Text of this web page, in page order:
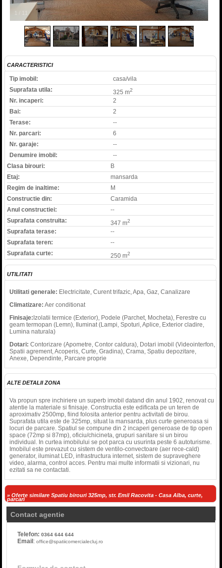
1
CARACTERISTICI
Tip imobil:
casa/vila
Suprafata utila:
325 m2
Nr. incaperi:
2
Bai:
2
Terase:
--
Nr. parcari:
6
Nr. garaje:
--
Denumire imobil:
--
Clasa birouri:
B
Etaj:
mansarda
Regim de inaltime:
M
Constructie din:
Caramida
Anul constructiei:
--
Suprafata construita:
347 m2
Suprafata terase:
--
Suprafata teren:
--
Suprafata curte:
250 m2
UTILITATI
Utilitati generale: Electricitate, Curent trifazic, Apa, Gaz, Canalizare
Climatizare: Aer conditionat
Finisaje: Izolatii termice (Exterior), Podele (Parchet, Mocheta), Ferestre cu
geam termopan (Lemn), Iluminat (Lampi, Spoturi, Aplice, Exterior cladire,
Lumina naturala)
Dotari: Contorizare (Apometre, Contor caldura), Dotari imobil (Videointerfon,
Spatii agrement, Acoperis, Curte, Gradina), Crama, Spatiu depozitare,
Anexe, Dependinte, Parcare proprie
ALTE DETALII ZONA
Va propun spre inchiriere un superb imobil datand din anul 1902, renovat cu
atentie la materiale si finisaje. Constructia este edificata pe un teren de
aproximativ 2500mp, fiind folosita anterior pentru activitati de birou.
Suprafata utila este de 325mp, situat la mansarda, plus curte generoasa si
locuri de parcare. Spatiul se compune din 2 incaperi generoase de tip open
space (72mp si 87mp), oficiu/chicineta, grupuri sanitare si un birou
individual. In curtea imobilului se pot parca cu usurinta peste 6 autoturisme.
Imobilul este prevazut cu sistem de ventilo-convectoare (aer rece-cald)
generator, iluminat LED, infrastructura internet, sistem de supraveghere
video, alarma, control acces. Pentru mai multe informatii si vizionari, nu
ezitati sa ne contactati.
» Oferte similare Spatiu birouri 325mp, str. Emil Racovita - Casa Alba, curte,
parcari
Contact agentie
Telefon:0364 644 644
Email :office@spatiicomercialecluj.ro